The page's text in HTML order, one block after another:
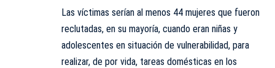
Las víctimas serían al menos 44 mujeres que fueron
reclutadas, en su mayoría, cuando eran niñas y
adolescentes en situación de vulnerabilidad, para
realizar, de por vida, tareas domésticas en los